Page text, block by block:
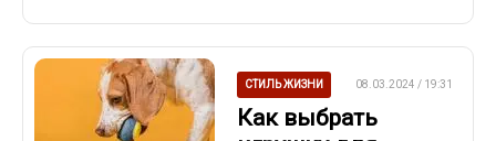
СТИЛЬ ЖИЗНИ 08.03.2024 / 19:31
Как выбрать